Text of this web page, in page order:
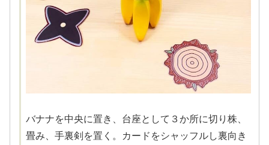
バナナを中央に置き、台座として３か所に切り株、
畳み、手裏剣を置く。カードをシャッフルし裏向き